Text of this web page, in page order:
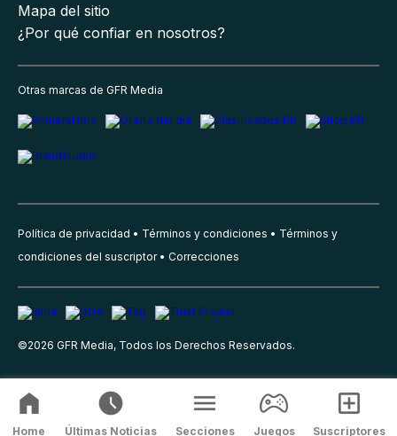
Mapa del sitio
¿Por qué confiar en nosotros?
Otras marcas de GFR Media
Política de privacidad Términos y condiciones
Términos y
condiciones del suscriptor
Correcciones
©2026 GFR Media, Todos los Derechos Reservados.
Home Últimas Noticias Secciones Juegos Suscriptores